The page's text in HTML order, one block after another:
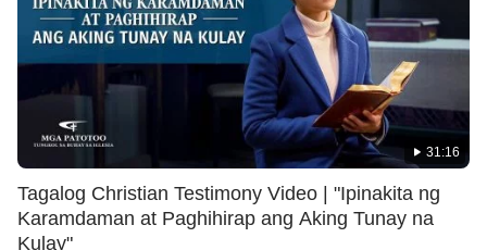
31:16
Tagalog Christian Testimony Video | "Ipinakita ng
Karamdaman at Paghihirap ang Aking Tunay na
Kulay"